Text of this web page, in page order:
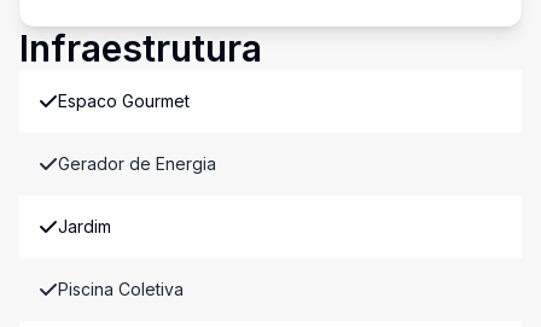
Infraestrutura
Espaco Gourmet
Gerador de Energia
Jardim
Piscina Coletiva